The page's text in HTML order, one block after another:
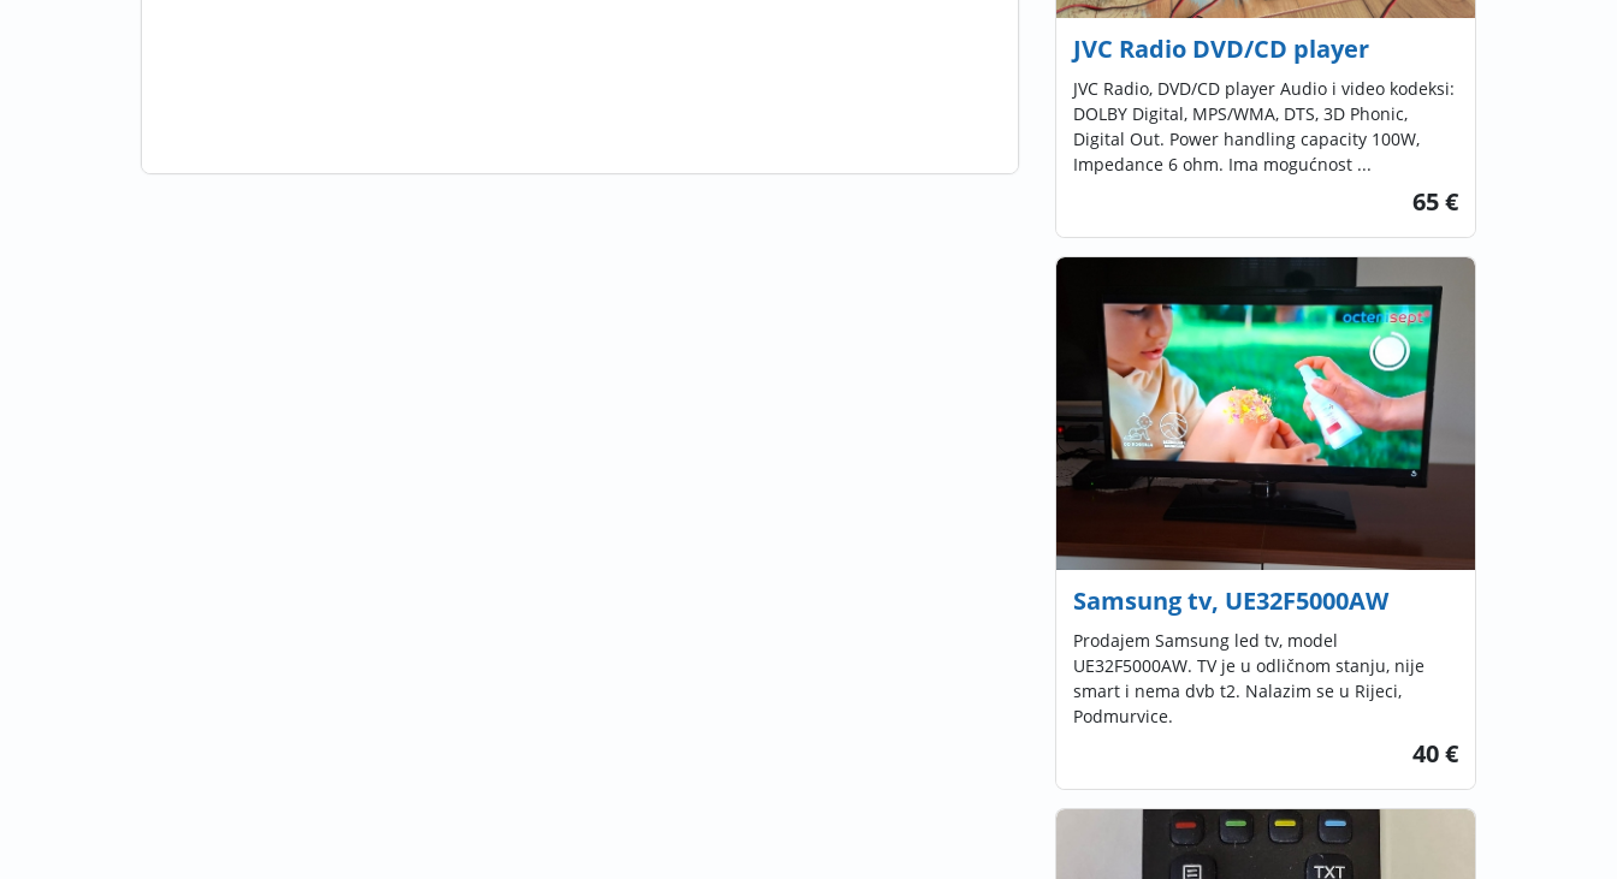
JVC Radio DVD/CD player
JVC Radio, DVD/CD player Audio i video kodeksi:
DOLBY Digital, MPS/WMA, DTS, 3D Phonic,
Digital Out. Power handling capacity 100W,
Impedance 6 ohm. Ima mogućnost ...
65 €
Samsung tv, UE32F5000AW
Prodajem Samsung led tv, model
UE32F5000AW. TV je u odličnom stanju, nije
smart i nema dvb t2. Nalazim se u Rijeci,
Podmurvice.
40 €